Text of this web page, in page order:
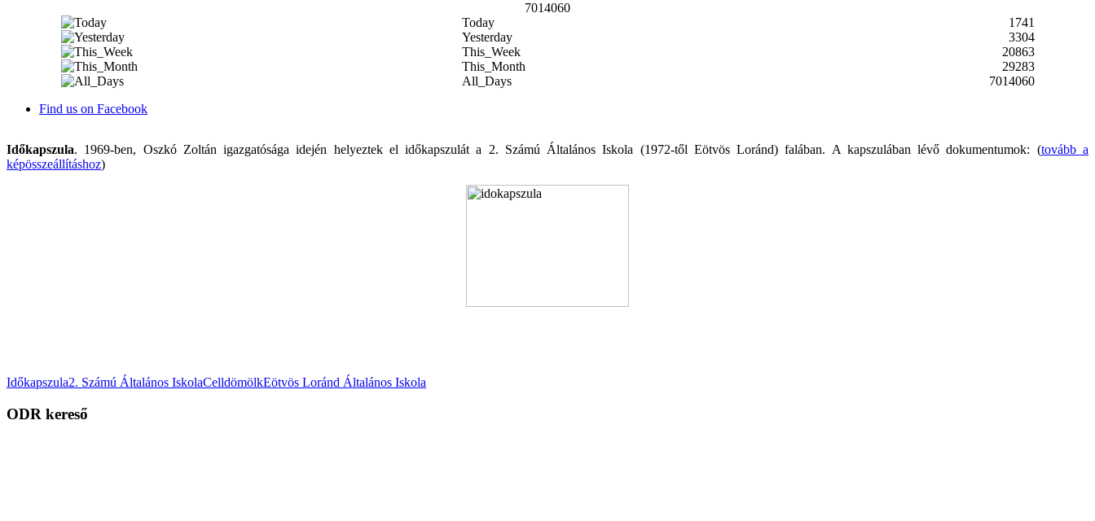
7014060
Today
1741
Yesterday
3304
This_Week
20863
This_Month
29283
All_Days
7014060
Find us on Facebook
Időkapszula. 1969-ben, Oszkó Zoltán igazgatósága idején helyeztek el időkapszulát a 2. Számú Általános Iskola (1972-től Eötvös Loránd) falában. A kapszulában lévő dokumentumok: (tovább a
képösszeállításhoz)
Időkapszula2. Számú Általános IskolaCelldömölkEötvös Loránd Általános Iskola
ODR kereső